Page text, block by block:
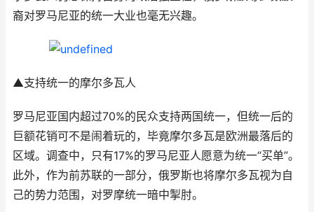
裔对罗马尼亚的统一大业也毫无兴趣。
▲支持统一的摩尔多瓦人
罗马尼亚国内超过70%的民众支持两国统一，但统一后的
巨额花销可不是闹着玩的，毕竟摩尔多瓦是欧洲最落后的
区域。调查中，只有17%的罗马尼亚人愿意为统一“买单”。
此外，作为前苏联的一部分，俄罗斯也将摩尔多瓦视为自
己的势力范围，对罗摩统一暗中掣肘。